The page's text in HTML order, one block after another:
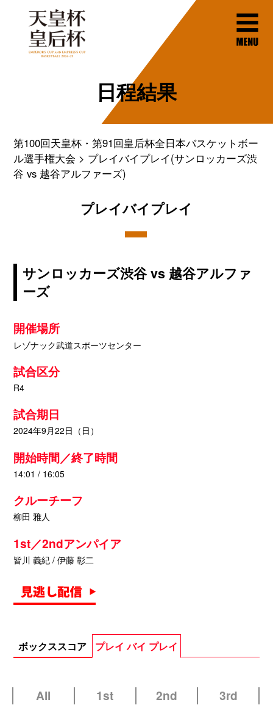
日程結果
第100回天皇杯・第91回皇后杯全日本バスケットボー
ル選手権大会
プレイバイプレイ(サンロッカーズ渋
谷 vs 越谷アルファーズ)
プレイバイプレイ
サンロッカーズ渋谷 vs 越谷アルファ
ーズ
開催場所
レゾナック武道スポーツセンター
試合区分
R4
試合期日
2024年9月22日（日）
開始時間／終了時間
14:01 / 16:05
クルーチーフ
柳田 雅人
1st／2ndアンパイア
皆川 義紀 / 伊藤 彰二
ボックススコア プレイ バイ プレイ
All 1st 2nd
3rd